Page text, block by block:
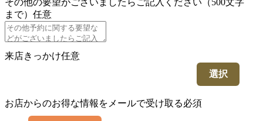
その他の要望がございましたらご記入ください（500文字
まで） 任意
来店きっかけ任意
選択
お店からのお得な情報をメールで受け取る必須